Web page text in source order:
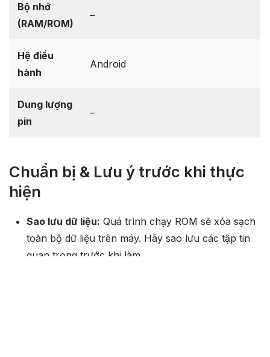
Bộ nhớ
(RAM/ROM)
–
Hệ điều
hành
Android
Dung lượng
pin
–
Chuẩn bị & Lưu ý trước khi thực
hiện
Sao lưu dữ liệu: Quá trình chạy ROM sẽ xóa sạch
toàn bộ dữ liệu trên máy. Hãy sao lưu các tập tin
quan trọng trước khi làm.